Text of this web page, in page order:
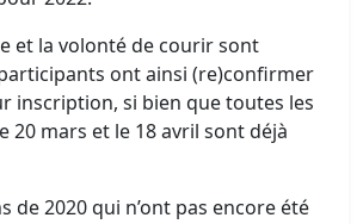
et la volonté de courir sont
ont ainsi (re)confirmer
inscription, si bien que toutes les
20 mars et le 18 avril sont déjà
de 2020 qui n’ont pas encore été